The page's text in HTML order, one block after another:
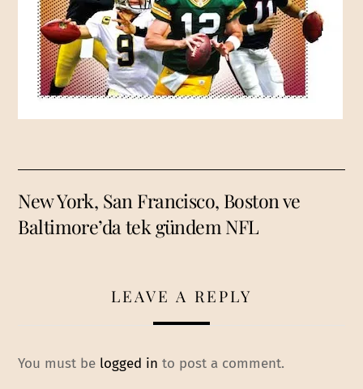
New York, San Francisco, Boston ve
Baltimore’da tek gündem NFL
LEAVE A REPLY
You must be logged in to post a comment.